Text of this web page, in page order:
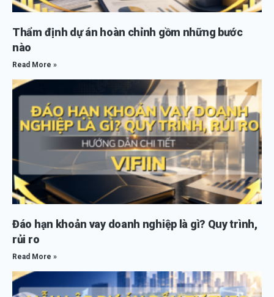
Thẩm định dự án hoàn chỉnh gồm những bước
nào
Read More »
Đáo hạn khoản vay doanh nghiệp là gì? Quy trình,
rủi ro
Read More »